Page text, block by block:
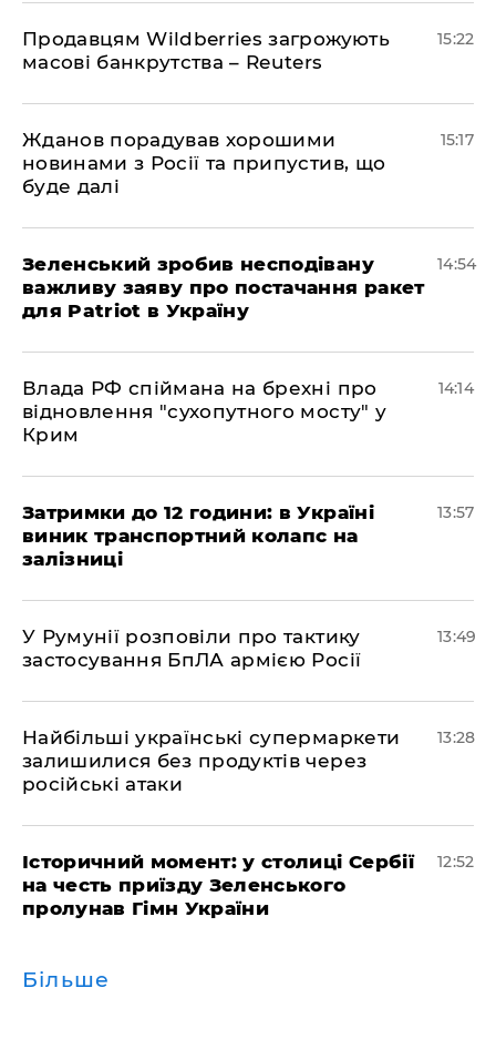
Продавцям Wildberries загрожують
масові банкрутства – Reuters
15:22
Жданов порадував хорошими
новинами з Росії та припустив, що
буде далі
15:17
Зеленський зробив несподівану
важливу заяву про постачання ракет
для Patriot в Україну
14:54
Влада РФ спіймана на брехні про
відновлення "сухопутного мосту" у
Крим
14:14
Затримки до 12 години: в Україні
виник транспортний колапс на
залізниці
13:57
У Румунії розповіли про тактику
застосування БпЛА армією Росії
13:49
Найбільші українські супермаркети
залишилися без продуктів через
російські атаки
13:28
Історичний момент: у столиці Сербії
на честь приїзду Зеленського
пролунав Гімн України
12:52
Більше